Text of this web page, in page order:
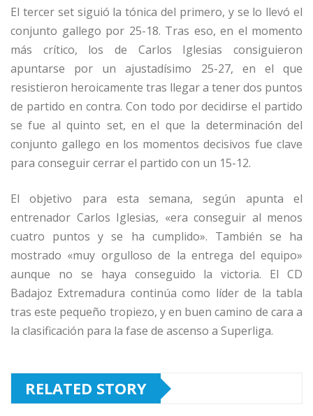
El tercer set siguió la tónica del primero, y se lo llevó el
conjunto gallego por 25-18. Tras eso, en el momento
más crítico, los de Carlos Iglesias consiguieron
apuntarse por un ajustadísimo 25-27, en el que
resistieron heroicamente tras llegar a tener dos puntos
de partido en contra. Con todo por decidirse el partido
se fue al quinto set, en el que la determinación del
conjunto gallego en los momentos decisivos fue clave
para conseguir cerrar el partido con un 15-12.
El objetivo para esta semana, según apunta el
entrenador Carlos Iglesias, «era conseguir al menos
cuatro puntos y se ha cumplido». También se ha
mostrado «muy orgulloso de la entrega del equipo»
aunque no se haya conseguido la victoria. El CD
Badajoz Extremadura continúa como líder de la tabla
tras este pequeño tropiezo, y en buen camino de cara a
la clasificación para la fase de ascenso a Superliga.
RELATED STORY